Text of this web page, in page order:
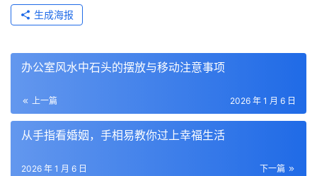
生成海报
办公室风水中石头的摆放与移动注意事项
上一篇 2026 年 1 月 6 日
从手指看婚姻，手相易教你过上幸福生活
下一篇
2026 年 1 月 6 日